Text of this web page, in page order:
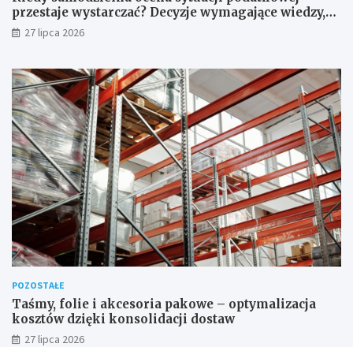
przestaje wystarczać? Decyzje wymagające wiedzy,
której nie zastąpi internet
27 lipca 2026
POZOSTAŁE
Taśmy, folie i akcesoria pakowe – optymalizacja
kosztów dzięki konsolidacji dostaw
27 lipca 2026